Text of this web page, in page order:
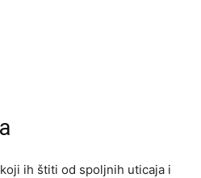
ih štiti od spoljnih uticaja i